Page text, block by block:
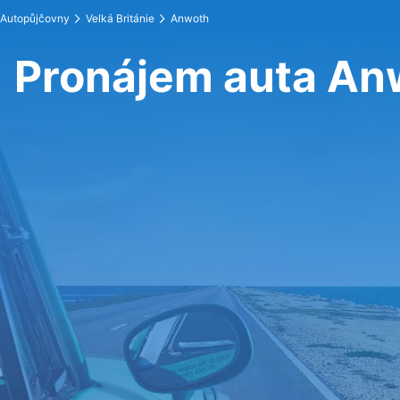
Autopůjčovny Velká Británie Anwoth
Pronájem auta